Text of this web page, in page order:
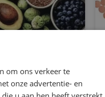
des
om ons verkeer te
onze advertentie- en